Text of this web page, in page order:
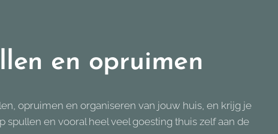
en opruimen
opruimen en organiseren van jouw huis, en krijg je
en vooral heel veel goesting thuis zelf aan de